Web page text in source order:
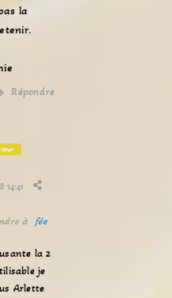
la
Répondre
14:41
à fée
la 2
je
Arlette